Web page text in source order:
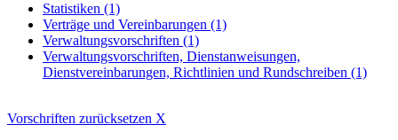
Statistiken (1)
Verträge und Vereinbarungen (1)
Verwaltungsvorschriften (1)
Verwaltungsvorschriften, Dienstanweisungen,
Dienstvereinbarungen, Richtlinien und Rundschreiben (1)
Vorschriften zurücksetzen X